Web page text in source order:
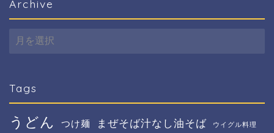
Archive
Tags
うどん つけ麺 まぜそば汁なし油そば ウイグル料理